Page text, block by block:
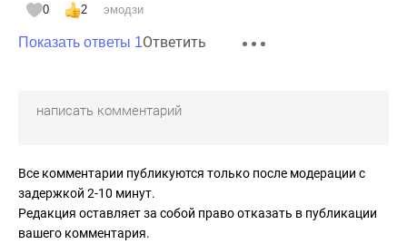
0 2 эмодзи
Показать ответы 1Ответить
Все комментарии публикуются только после модерации с
задержкой 2-10 минут.
Редакция оставляет за собой право отказать в публикации
вашего комментария.